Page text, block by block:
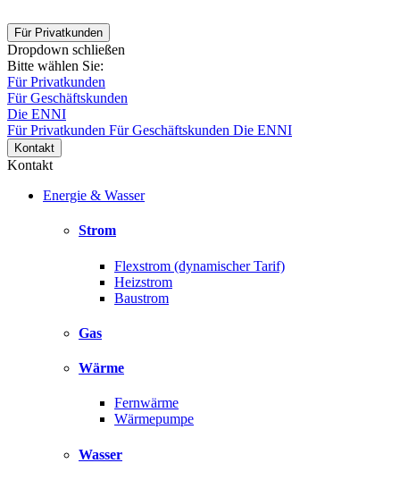
Für Privatkunden
Dropdown schließen
Bitte wählen Sie:
Für Privatkunden
Für Geschäftskunden
Die ENNI
Für Privatkunden Für Geschäftskunden Die ENNI
Kontakt
Kontakt
Energie & Wasser
Strom
Flexstrom (dynamischer Tarif)
Heizstrom
Baustrom
Gas
Wärme
Fernwärme
Wärmepumpe
Wasser